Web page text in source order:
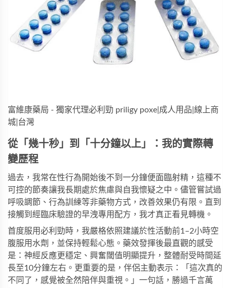
富維康藥局 - 獨家代理必利勁 priligy poxe|成人用品|線上商
城|台灣
從「幾十秒」到「十分鐘以上」：我的實際轉
變歷程
過去，我常在性行為開始後不到一分鐘便面臨射精，這種不
可控的節奏讓我長期處於焦慮與自我懷疑之中。儘管嘗試過
呼吸調節、行為訓練等非藥物方式，改善效果仍有限。直到
接觸到經臨床驗證的早洩專用配方，我才真正看見轉機。
首度服用必利勁時，我嚴格依照建議於性活動前1–2小時空
腹服用水劑，並保持輕鬆心態。藥效發揮後最直觀的感受
是：神經反應更穩定、興奮閾值明顯提升，整體耐受時間延
長至10分鐘左右。更重要的是，伴侶主動表示：「這次真的
不同了，感覺被全然陪伴與重視。」一句話，勝過千言萬